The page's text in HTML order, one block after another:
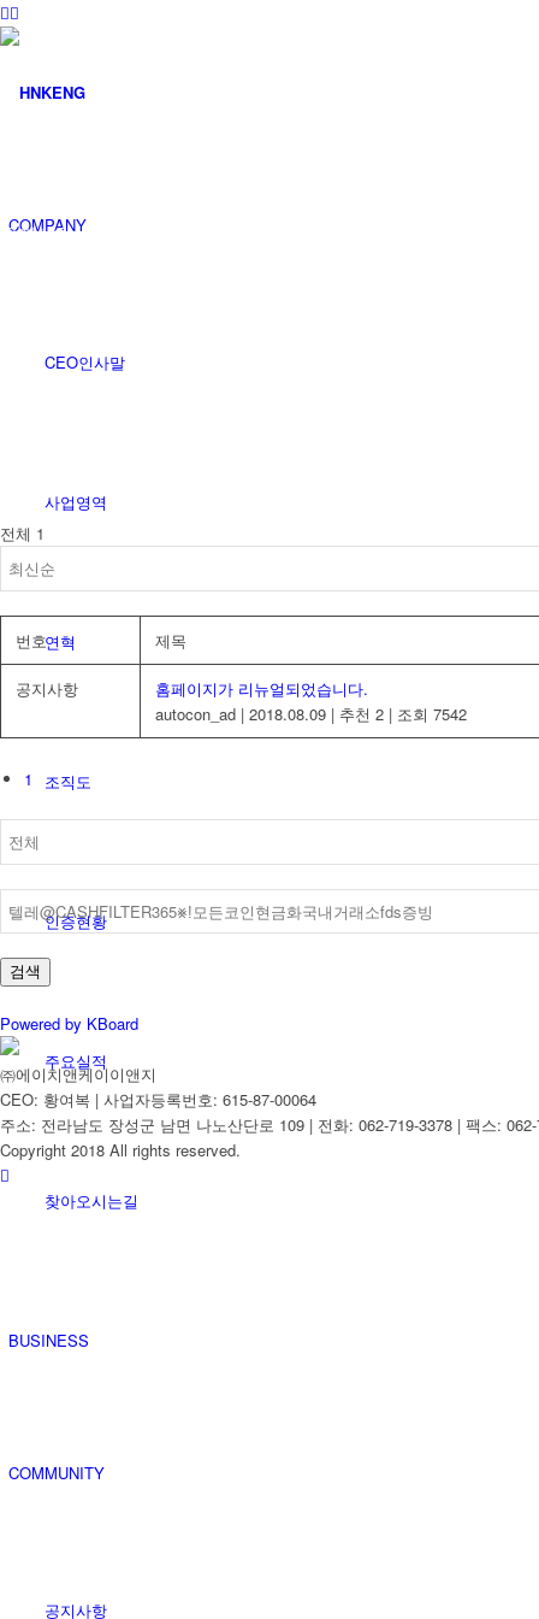
COMPANY
CEO인사말
사업영역
연혁
조직도
인증현황
주요실적
찾아오시는길
BUSINESS
COMMUNITY
공지사항
공지사항
전체 1
번호 제목
공지사항
홈페이지가 리뉴얼되었습니다.
autocon_ad | 2018.08.09 | 추천 2 | 조회 7542
1
검색
Powered by KBoard
㈜에이치앤케이이앤지
CEO: 황여복 | 사업자등록번호: 615-87-00064
주소: 전라남도 장성군 남면 나노산단로 109 | 전화: 062-719-3378 | 팩스:
Copyright 2018 All rights reserved.